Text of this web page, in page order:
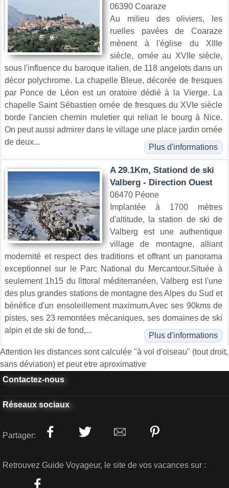
06390 Coaraze
Au milieu des oliviers, les
ruelles pavées de Coaraze
mènent à l'église du XIIIe
siècle, ornée au XVIIe siècle,
sous l'influence du baroque italien, de 118 angelots dans un
décor polychrome. La chapelle Bleue, décorée de fresques
par Ponce de Léon est un oratoire dédié à la Vierge. La
chapelle Saint Sébastien ornée de fresques du XVIe siècle
borde l'ancien chemin muletier qui reliait le bourg à Nice.
On peut aussi admirer dans le village une place jardin ornée
de deux...
Plus d'informations
A 29.1Km, Stationd de ski
Valberg - Direction Ouest
06470 Péone
Implantée à 1700 mètres
d'altitude, la station de ski de
Valberg est une authentique
village de montagne, alliant
modernité et respect des traditions et offrant un panorama
exceptionnel sur le Parc National du Mercantour.Située à
seulement 1h15 du littoral méditerranéen, Valberg est l'une
des plus grandes stations de montagne des Alpes du Sud et
bénéfice d'un ensoleillement maximum.Avec ses 90kms de
pistes, ses 23 remontées mécaniques, ses domaines de ski
alpin et de ski de fond,...
Plus d'informations
Attention les distances sont calculée "à vol d'oiseau" (tout droit,
sans déviation) et peut etre aproximative
Contactez-nous
Réseaux sociaux
Partager:
Retrouvez Guide Voyageur, le site de vos vacances sur :